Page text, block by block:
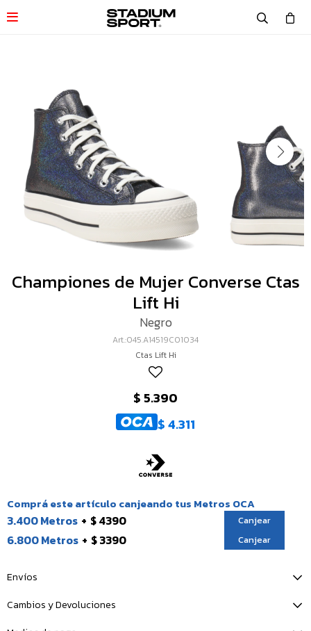

Championes de Mujer Converse Ctas
Lift Hi
Negro
045.A14519C01034
Ctas Lift Hi
$ 5.390
$4.311
Comprá este artículo canjeando tus Metros OCA
3.400 Metros $ 4390 Canjear
6.800 Metros $ 3390 Canjear
Envíos
Cambios y Devoluciones